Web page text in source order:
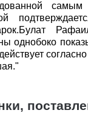
однобоко